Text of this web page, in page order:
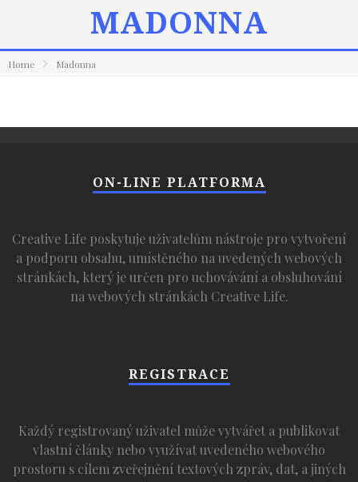
MADONNA
Home Madonna
ON-LINE PLATFORMA
Creative Life poskytuje uživatelům nástroje pro vytvoření
a podporu obsahu, umístěného na uvedených webových
stránkách, který je určen pro uchovávání a obsluhování
na webových stránkách Creative Life.
REGISTRACE
Každý registrovaný uživatel může vytvářet a publikovat
vlastní články nebo využívat uvedeného webového
prostoru s cílem zveřejnění textových zpráv, dat, a jiných